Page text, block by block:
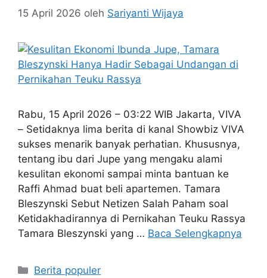
15 April 2026 oleh Sariyanti Wijaya
Rabu, 15 April 2026 – 03:22 WIB Jakarta, VIVA
– Setidaknya lima berita di kanal Showbiz VIVA
sukses menarik banyak perhatian. Khususnya,
tentang ibu dari Jupe yang mengaku alami
kesulitan ekonomi sampai minta bantuan ke
Raffi Ahmad buat beli apartemen. Tamara
Bleszynski Sebut Netizen Salah Paham soal
Ketidakhadirannya di Pernikahan Teuku Rassya
Tamara Bleszynski yang … Baca Selengkapnya
Kategori
Berita populer